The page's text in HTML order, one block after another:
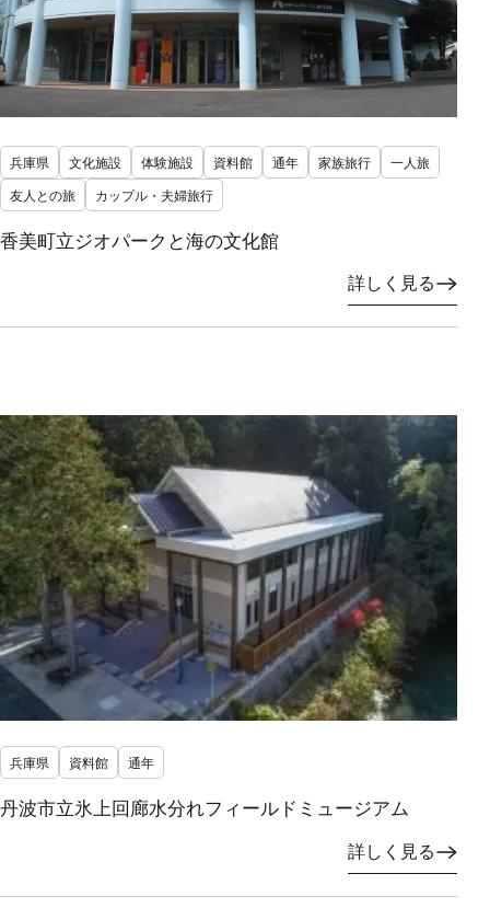
兵庫県 文化施設 体験施設 資料館 通年 家族旅行
一人旅
友人との旅
カップル・夫婦旅行
香美町立ジオパークと海の文化館
詳しく見る
兵庫県 資料館 通年
丹波市立氷上回廊水分れフィールドミュージアム
詳しく見る